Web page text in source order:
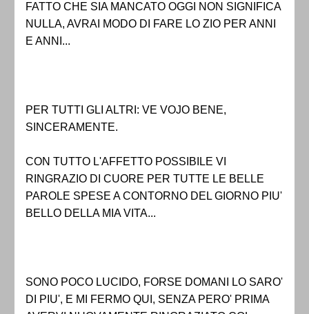
FATTO CHE SIA MANCATO OGGI NON SIGNIFICA
NULLA, AVRAI MODO DI FARE LO ZIO PER ANNI
E ANNI...
PER TUTTI GLI ALTRI: VE VOJO BENE,
SINCERAMENTE.
CON TUTTO L'AFFETTO POSSIBILE VI
RINGRAZIO DI CUORE PER TUTTE LE BELLE
PAROLE SPESE A CONTORNO DEL GIORNO PIU'
BELLO DELLA MIA VITA...
SONO POCO LUCIDO, FORSE DOMANI LO SARO'
DI PIU', E MI FERMO QUI, SENZA PERO' PRIMA